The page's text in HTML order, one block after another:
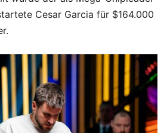
Cesar Garcia für $164.000